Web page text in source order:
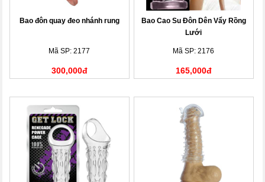
Bao đôn quay đeo nhánh rung
Mã SP: 2177
300,000đ
Bao Cao Su Đôn Dên Vẩy Rồng
Lưới
Mã SP: 2176
165,000đ